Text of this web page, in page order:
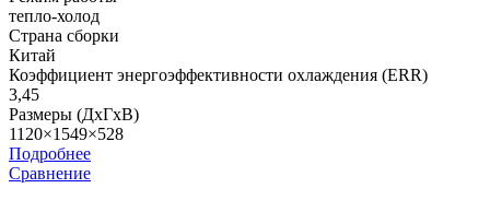
тепло-холод
Страна сборки
Китай
Коэффициент энергоэффективности охлаждения (ERR)
3,45
Размеры (ДхГхВ)
1120×1549×528
Подробнее
Сравнение